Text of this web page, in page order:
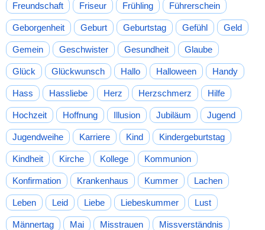
Freundschaft Friseur Frühling Führerschein
Geborgenheit Geburt Geburtstag Gefühl Geld
Gemein Geschwister Gesundheit Glaube
Glück Glückwunsch Hallo Halloween Handy
Hass Hassliebe Herz Herzschmerz Hilfe
Hochzeit Hoffnung Illusion Jubiläum Jugend
Jugendweihe Karriere Kind Kindergeburtstag
Kindheit Kirche Kollege Kommunion
Konfirmation Krankenhaus Kummer Lachen
Leben Leid Liebe Liebeskummer Lust
Männertag Mai Misstrauen Missverständnis